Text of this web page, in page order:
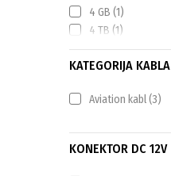
4 GB (1)
4 TB (1)
6 TB(3)
10 TB(3)
128 GB(1)
KATEGORIJA KABLA
Aviation kabl(3)
KONEKTOR DC 12V